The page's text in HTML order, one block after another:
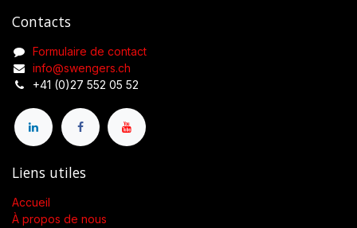
Contacts
Formulaire de contact
info@swengers.ch
+41 (0)27 552 05 52
Liens utiles
Accueil
À propos de nous